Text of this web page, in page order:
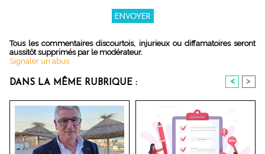
Tous les commentaires discourtois, injurieux ou diffamatoires seront
aussitôt supprimés par le modérateur.
Signaler un abus
DANS LA MÊME RUBRIQUE : < >